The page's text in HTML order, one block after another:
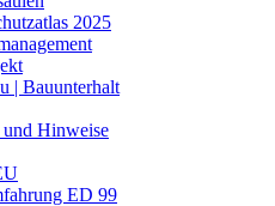
2025
| Bauunterhalt
Hinweise
ED 99